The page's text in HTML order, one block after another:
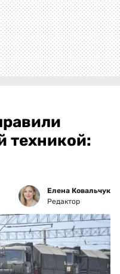
техникой:
Елена Ковальчук
Редактор